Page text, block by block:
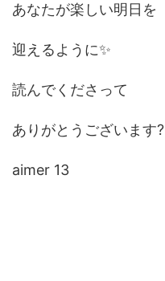
あなたが楽しい明日を
迎えるように✨
読んでくださって
ありがとうございます?
aimer 13